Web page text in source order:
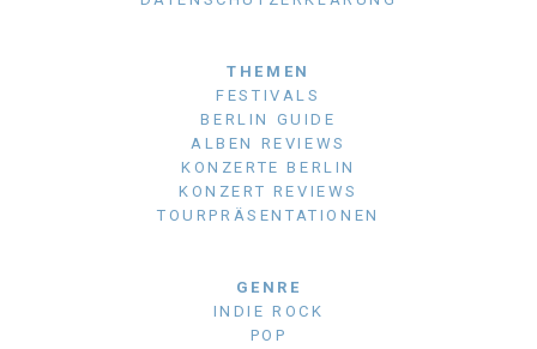
THEMEN
FESTIVALS
BERLIN GUIDE
ALBEN REVIEWS
KONZERTE BERLIN
KONZERT REVIEWS
TOURPRÄSENTATIONEN
GENRE
INDIE ROCK
POP